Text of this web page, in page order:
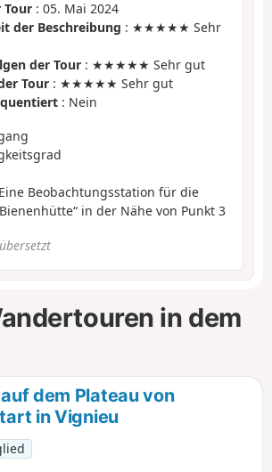
Tour : 05. Mai 2024
der Beschreibung : ★★★★★ Sehr
der Tour : ★★★★★ Sehr gut
Tour : ★★★★★ Sehr gut
: Nein
Beobachtungsstation für die
in der Nähe von Punkt 3
in dem
dem Plateau von
in Vignieu